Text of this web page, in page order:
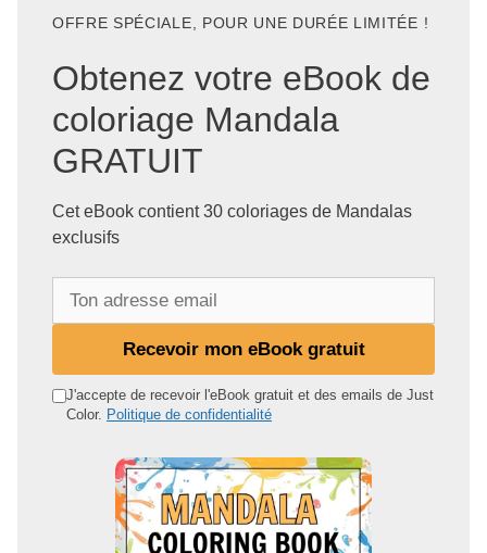
OFFRE SPÉCIALE, POUR UNE DURÉE LIMITÉE !
Obtenez votre eBook de
coloriage Mandala
GRATUIT
Cet eBook contient 30 coloriages de Mandalas
exclusifs
d
Recevoir mon eBook gratuit
J'accepte de recevoir l'eBook gratuit et des emails de Just
Color. Politique de confidentialité